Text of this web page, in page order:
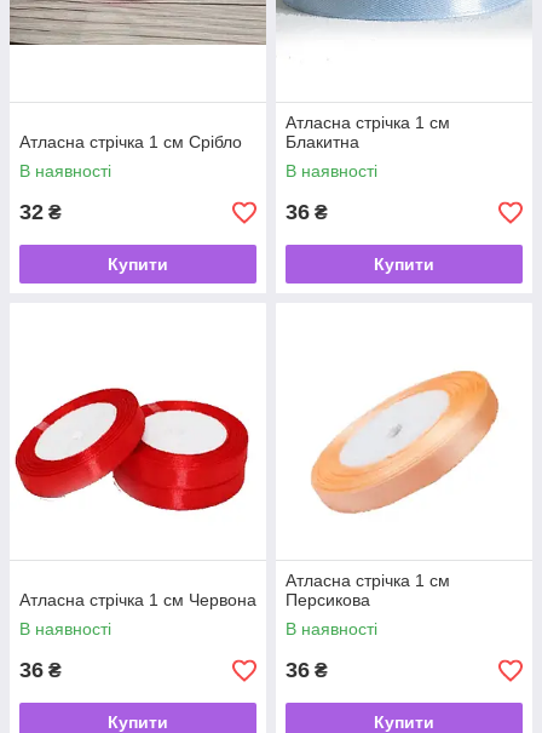
Атласна стрічка 1 см Срібло
В наявності
32 ₴
Купити
Атласна стрічка 1 см
Блакитна
В наявності
36 ₴
Купити
Атласна стрічка 1 см Червона
В наявності
36 ₴
Купити
Атласна стрічка 1 cм
Персикова
В наявності
36 ₴
Купити